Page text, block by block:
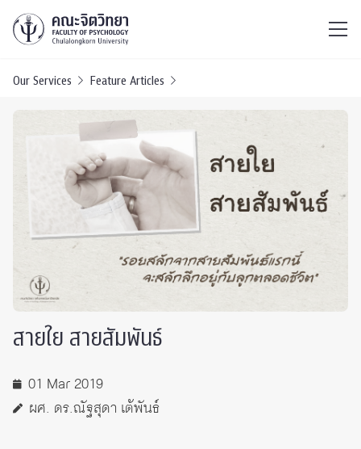
Our Services Feature Articles
สายใย สายสัมพันธ์
01 Mar 2019
ผศ. ดร.ณัฐสุดา เต้พันธ์